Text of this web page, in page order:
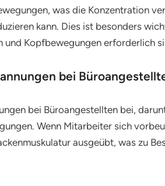
was die Konzentration
kann. Dies ist besonders
und Kopfbewegungen erforderlich
bei
bei Büroangestellten bei,
Wenn Mitarbeiter sich
ausgeübt, was zu